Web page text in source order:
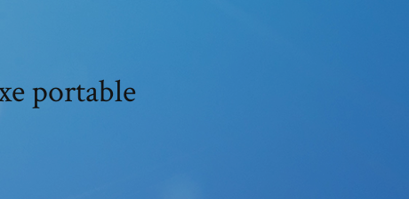
portable